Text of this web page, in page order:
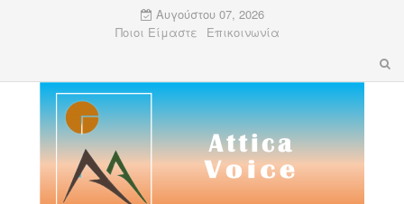
Αυγούστου 07, 2026
Ποιοι Είμαστε
Επικοινωνία